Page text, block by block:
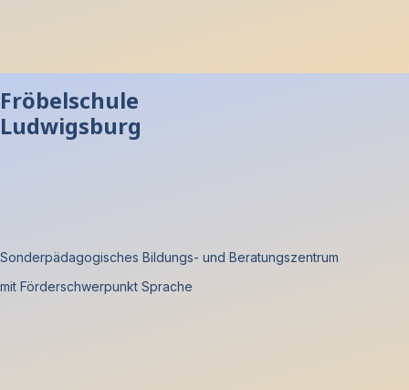
Fröbelschule
Ludwigsburg
Sonderpädagogisches Bildungs- und Beratungszentrum
mit Förderschwerpunkt Sprache